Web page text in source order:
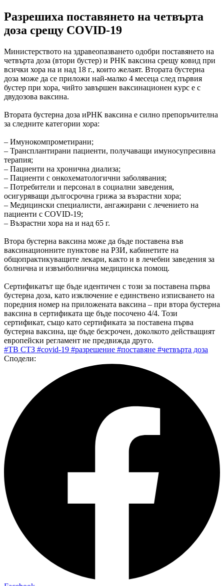
Разрешиха поставянето на четвърта
доза срещу COVID-19
Министерството на здравеопазването одобри поставянето на
четвърта доза (втори бустер) и РНК ваксина срещу ковид при
всички хора на и над 18 г., които желаят. Втората бустерна
доза може да се приложи най-малко 4 месеца след първия
бустер при хора, чийто завършен ваксинационен курс е с
двудозова ваксина.
Втората бустерна доза иРНК ваксина е силно препоръчителна
за следните категории хора:
– Имунокомпрометирани;
– Трансплантирани пациенти, получаващи имуносупресивна
терапия;
– Пациенти на хронична диализа;
– Пациенти с онкохематологични заболявания;
– Потребители и персонал в социални заведения,
осигуряващи дългосрочна грижа за възрастни хора;
– Медицински специалисти, ангажирани с лечението на
пациенти с COVID-19;
– Възрастни хора на и над 65 г.
Втора бустерна ваксина може да бъде поставена във
ваксинационните пунктове на РЗИ, кабинетите на
общопрактикуващите лекари, както и в лечебни заведения за
болнична и извънболнична медицинска помощ.
Сертификатът ще бъде идентичен с този за поставена първа
бустерна доза, като изключение е единствено изписването на
поредния номер на приложената ваксина – при втора бустерна
ваксина в сертификата ще бъде посочено 4/4. Този
сертификат, също като сертификата за поставена първа
бустерна ваксина, ще бъде безсрочен, доколкото действащият
европейски регламент не предвижда друго.
#ТВ СТЗ #covid-19 #разрешение #поставяне #четвърта доза
Сподели: